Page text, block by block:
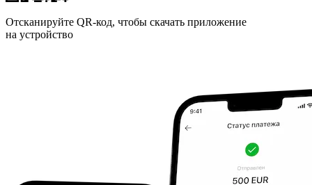
Отсканируйте QR-код, чтобы скачать приложение
на устройство